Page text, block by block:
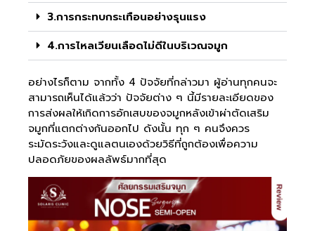
3.การกระทบกระเทือนอย่างรุนแรง
4.การไหลเวียนเลือดไม่ดีในบริเวณจมูก
อย่างไรก็ตาม จากทั้ง 4 ปัจจัยที่กล่าวมา ผู้อ่านทุกคนจะ
สามารถเห็นได้แล้วว่า ปัจจัยต่าง ๆ นี้มีรายละเอียดของ
การส่งผลให้เกิดการอักเสบของจมูกหลังเข้าผ่าตัดเสริม
จมูกที่แตกต่างกันออกไป ดังนั้น ทุก ๆ คนจึงควร
ระมัดระวังและดูแลตนเองด้วยวิธีที่ถูกต้องเพื่อความ
ปลอดภัยของผลลัพธ์มากที่สุด